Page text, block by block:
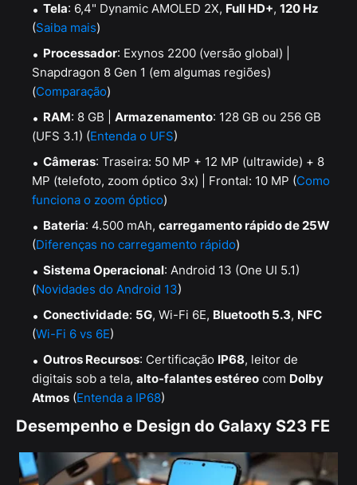
Tela: 6,4" Dynamic AMOLED 2X, Full HD+, 120 Hz
(Saiba mais)
Processador: Exynos 2200 (versão global) |
Snapdragon 8 Gen 1 (em algumas regiões)
(Comparação)
RAM: 8 GB | Armazenamento: 128 GB ou 256 GB
(UFS 3.1) (Entenda o UFS)
Câmeras: Traseira: 50 MP + 12 MP (ultrawide) + 8
MP (telefoto, zoom óptico 3x) | Frontal: 10 MP (Como
funciona o zoom óptico)
Bateria: 4.500 mAh, carregamento rápido de 25W
(Diferenças no carregamento rápido)
Sistema Operacional: Android 13 (One UI 5.1)
(Novidades do Android 13)
Conectividade: 5G, Wi-Fi 6E, Bluetooth 5.3, NFC
(Wi-Fi 6 vs 6E)
Outros Recursos: Certificação IP68, leitor de
digitais sob a tela, alto-falantes estéreo com Dolby
Atmos (Entenda a IP68)
Desempenho e Design do Galaxy S23 FE